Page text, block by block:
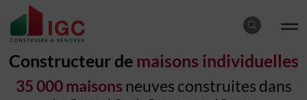
Constructeur de maisons individuelles
35 000 maisons neuves construites dans